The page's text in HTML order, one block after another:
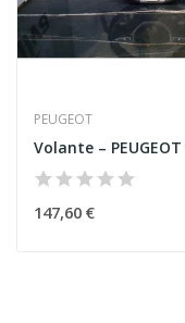
PEUGEOT
147,60 €